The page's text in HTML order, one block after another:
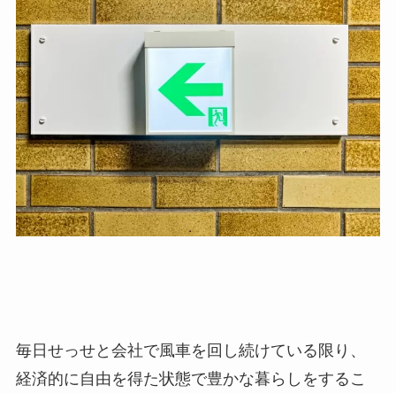
毎日せっせと会社で風車を回し続けている限り、
経済的に自由を得た状態で豊かな暮らしをするこ